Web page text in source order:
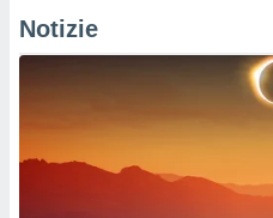
Notizie